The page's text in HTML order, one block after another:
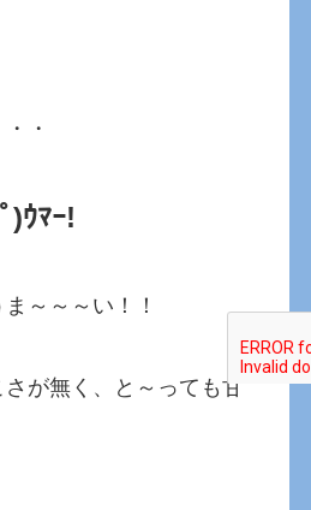
・
)ｳﾏｰ!
～～～い！！
が無く、と～っても甘